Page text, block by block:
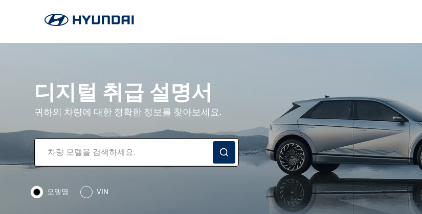
디지털 취급 설명서
귀하의 차량에 대한 정확한 정보를 찾아보세요.
모델명 VIN